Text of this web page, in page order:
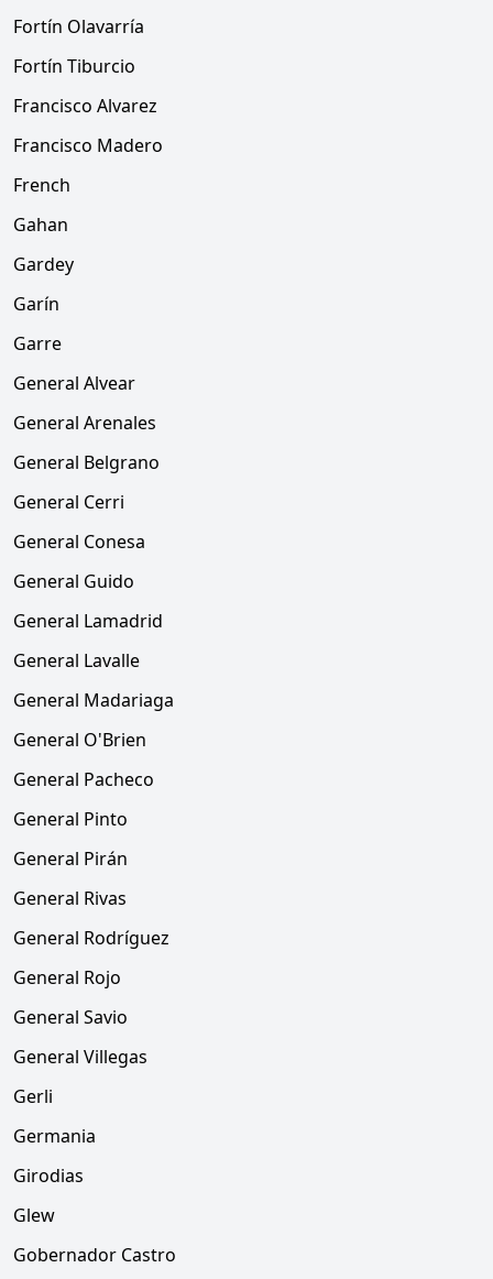
Fortín Olavarría
Fortín Tiburcio
Francisco Alvarez
Francisco Madero
French
Gahan
Gardey
Garín
Garre
General Alvear
General Arenales
General Belgrano
General Cerri
General Conesa
General Guido
General Lamadrid
General Lavalle
General Madariaga
General O'Brien
General Pacheco
General Pinto
General Pirán
General Rivas
General Rodríguez
General Rojo
General Savio
General Villegas
Gerli
Germania
Girodias
Glew
Gobernador Castro